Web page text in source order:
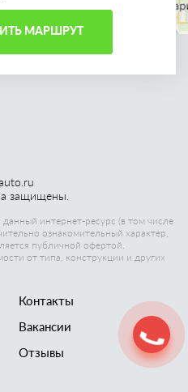
МАРШРУТ
защищены.
интернет-ресурс (в том числе
ознакомительный характер,
публичной офертой.
от типа, конструкции и других
Контакты
Вакансии
Отзывы